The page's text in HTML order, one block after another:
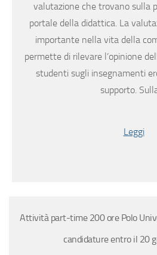
valutazione che trovano sulla
portale della didattica. La
importante nella vita della
permette di rilevare l’opinione
studenti sugli insegnamenti
supporto.
Leggi
Attività part-time 200 ore Polo
candidature entro il 20